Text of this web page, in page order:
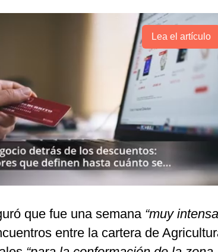
Lea el artículo
que fue una semana“muy
entre la cartera de